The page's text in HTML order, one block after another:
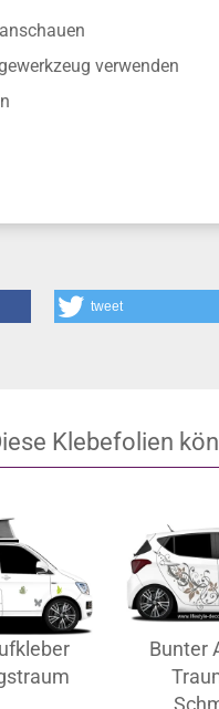
anschauen
verwenden
tweet
Klebefolien
Bunter